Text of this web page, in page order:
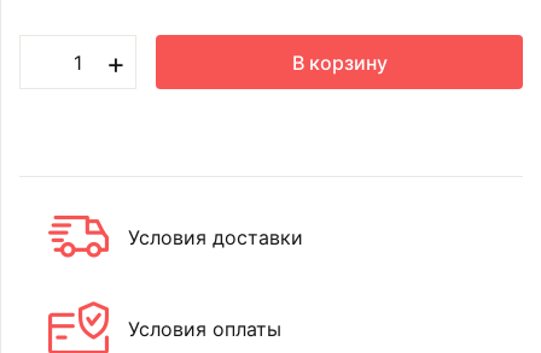
+ В корзину
Условия доставки
Условия оплаты